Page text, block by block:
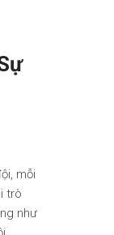
mỗi
trò
như